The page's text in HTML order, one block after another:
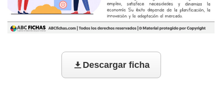
Descargar ficha